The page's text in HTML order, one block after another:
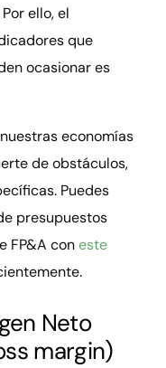
ello, el
que
ocasionar es
economías
de obstáculos,
Puedes
presupuestos
FP&A coneste
Neto
margin)